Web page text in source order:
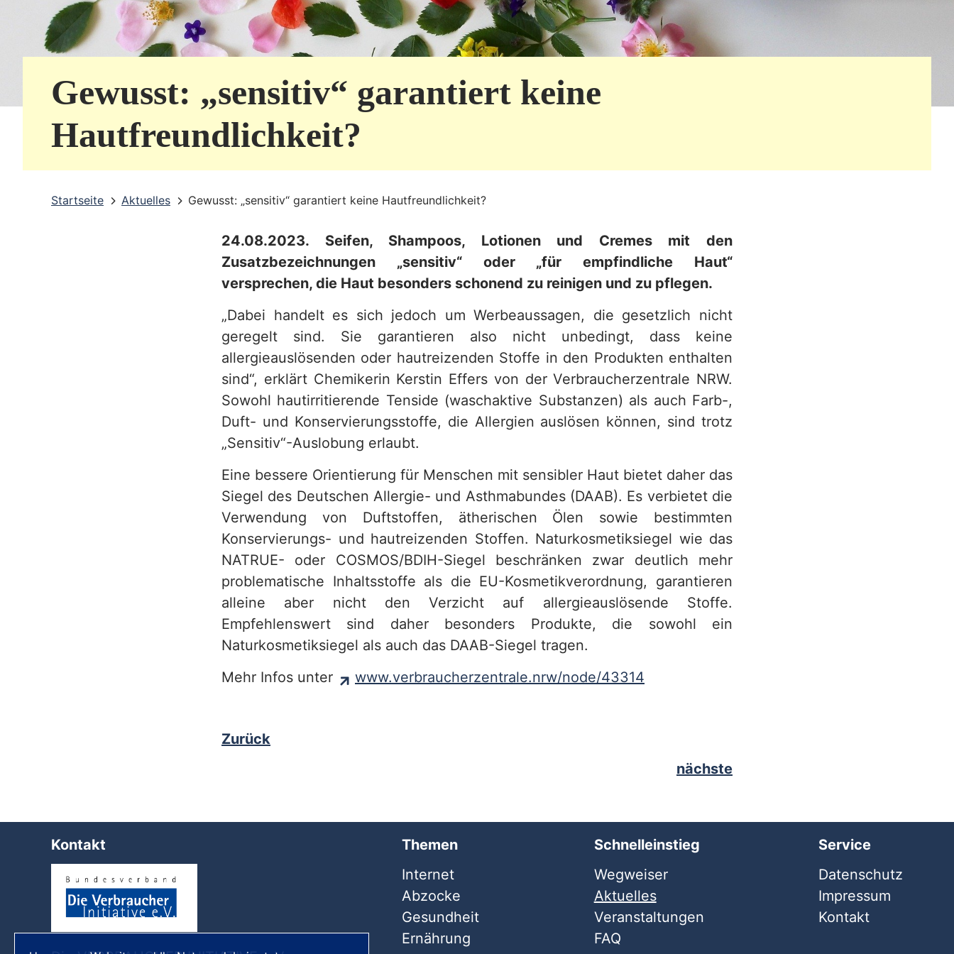
Gewusst: „sensitiv“ garantiert keine
Hautfreundlichkeit?
Startseite Aktuelles Gewusst: „sensitiv“ garantiert keine Hautfreundlichkeit?
24.08.2023. Seifen, Shampoos, Lotionen und Cremes mit den
Zusatzbezeichnungen „sensitiv“ oder „für empfindliche Haut“
versprechen, die Haut besonders schonend zu reinigen und zu pflegen.
„Dabei handelt es sich jedoch um Werbeaussagen, die gesetzlich nicht
geregelt sind. Sie garantieren also nicht unbedingt, dass keine
allergieauslösenden oder hautreizenden Stoffe in den Produkten enthalten
sind“, erklärt Chemikerin Kerstin Effers von der Verbraucherzentrale NRW.
Sowohl hautirritierende Tenside (waschaktive Substanzen) als auch Farb-,
Duft- und Konservierungsstoffe, die Allergien auslösen können, sind trotz
„Sensitiv“-Auslobung erlaubt.
Eine bessere Orientierung für Menschen mit sensibler Haut bietet daher das
Siegel des Deutschen Allergie- und Asthmabundes (DAAB). Es verbietet die
Verwendung von Duftstoffen, ätherischen Ölen sowie bestimmten
Konservierungs- und hautreizenden Stoffen. Naturkosmetiksiegel wie das
NATRUE- oder COSMOS/BDIH-Siegel beschränken zwar deutlich mehr
problematische Inhaltsstoffe als die EU-Kosmetikverordnung, garantieren
alleine aber nicht den Verzicht auf allergieauslösende Stoffe.
Empfehlenswert sind daher besonders Produkte, die sowohl ein
Naturkosmetiksiegel als auch das DAAB-Siegel tragen.
Mehr Infos unter
www.verbraucherzentrale.nrw/node/43314
Zurück
nächste
i
Kontakt
Themen
Internet
Abzocke
Gesundheit
Ernährung
Schnelleinstieg
Wegweiser
Aktuelles
Veranstaltungen
FAQ
Service
Datenschutz
Impressum
Kontakt